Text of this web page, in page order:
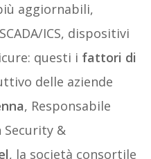
aggiornabili,
ICS, dispositivi
questi i fattori di
delle aziende
, Responsabile
&
, la società consortile